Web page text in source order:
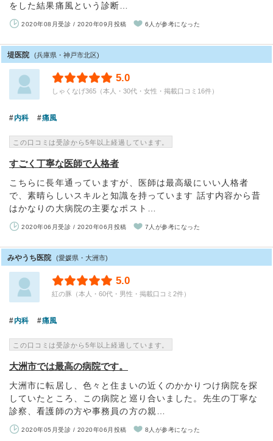
をした結果痛風という診断…
2020年08月受診 / 2020年09月投稿 6人が参考になった
堤医院 (兵庫県・神戸市北区)
5.0
しゃくなげ365（本人・30代・女性・掲載口コミ16件）
内科 痛風
この口コミは受診から5年以上経過しています。
すごく丁寧な医師で人格者
こちらに長年通っていますが、医師は最高級にいい人格者
で、素晴らしいスキルと知識を持っています 話す内容から昔
はかなりの大病院の主要なポスト…
2020年06月受診 / 2020年06月投稿 7人が参考になった
みやうち医院 (愛媛県・大洲市)
5.0
紅の豚（本人・60代・男性・掲載口コミ2件）
内科 痛風
この口コミは受診から5年以上経過しています。
大洲市では最高の病院です。
大洲市に転居し、色々と住まいの近くのかかりつけ病院を探
していたところ、この病院と巡り合いました。先生の丁寧な
診察、看護師の方や事務員の方の親…
2020年05月受診 / 2020年06月投稿 8人が参考になった